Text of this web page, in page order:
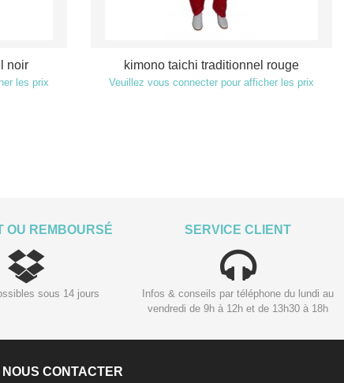
noir
les prix
kimono taichi traditionnel rouge
Veuillez vous connecter pour afficher les prix
OU REMBOURSÉ
sous 14 jours
SERVICE CLIENT
Infos & conseils par téléphone du lundi au
vendredi de 9h à 12h et de 13h30 à 18h
NOUS CONTACTER